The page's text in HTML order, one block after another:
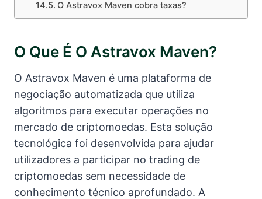
O Astravox Maven cobra taxas?
O Que É O Astravox Maven?
O Astravox Maven é uma plataforma de
negociação automatizada que utiliza
algoritmos para executar operações no
mercado de criptomoedas. Esta solução
tecnológica foi desenvolvida para ajudar
utilizadores a participar no trading de
criptomoedas sem necessidade de
conhecimento técnico aprofundado. A